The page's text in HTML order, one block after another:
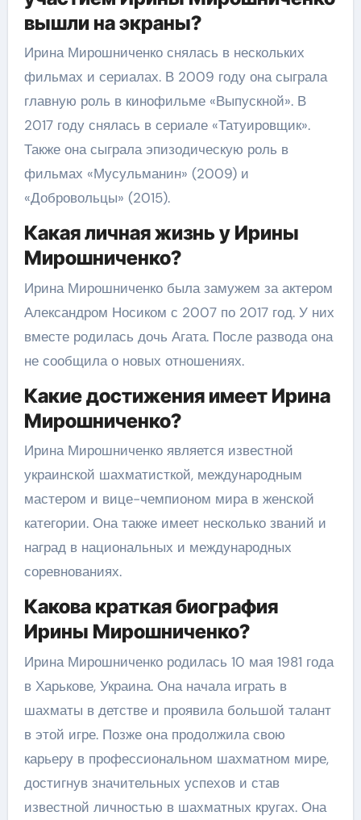
вышли на экраны?
Ирина Мирошниченко снялась в нескольких
фильмах и сериалах. В 2009 году она сыграла
главную роль в кинофильме «Выпускной». В
2017 году снялась в сериале «Татуировщик».
Также она сыграла эпизодическую роль в
фильмах «Мусульманин» (2009) и
«Добровольцы» (2015).
Какая личная жизнь у Ирины
Мирошниченко?
Ирина Мирошниченко была замужем за актером
Александром Носиком с 2007 по 2017 год. У них
вместе родилась дочь Агата. После развода она
не сообщила о новых отношениях.
Какие достижения имеет Ирина
Мирошниченко?
Ирина Мирошниченко является известной
украинской шахматисткой, международным
мастером и вице-чемпионом мира в женской
категории. Она также имеет несколько званий и
наград в национальных и международных
соревнованиях.
Какова краткая биография
Ирины Мирошниченко?
Ирина Мирошниченко родилась 10 мая 1981 года
в Харькове, Украина. Она начала играть в
шахматы в детстве и проявила большой талант
в этой игре. Позже она продолжила свою
карьеру в профессиональном шахматном мире,
достигнув значительных успехов и став
известной личностью в шахматных кругах. Она